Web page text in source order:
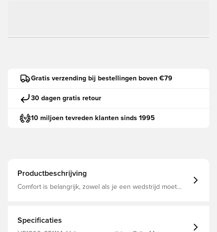
Gratis verzending bij bestellingen boven €79
30 dagen gratis retour
10 miljoen tevreden klanten sinds 1995
Productbeschrijving
Comfort is belangrijk, zowel als je een wedstrijd moet
ritssluiting aan de voorkant betekent dat de hoes
helemaal omhoog gaat als je hem nodig hebt, en
Specificaties